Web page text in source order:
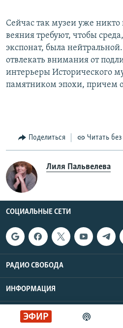
ЭФИР
Сейчас так музеи уже
веяния требуют, чтобы
экспонат, была
отвлекать внимания от
интерьеры Исторического
памятником эпохи, причем
Поделиться Читать без
Лиля Пальвелева
СОЦИАЛЬНЫЕ СЕТИ
РАДИО СВОБОДА
ИНФОРМАЦИЯ
Радио Свобода © 2026 RFE/